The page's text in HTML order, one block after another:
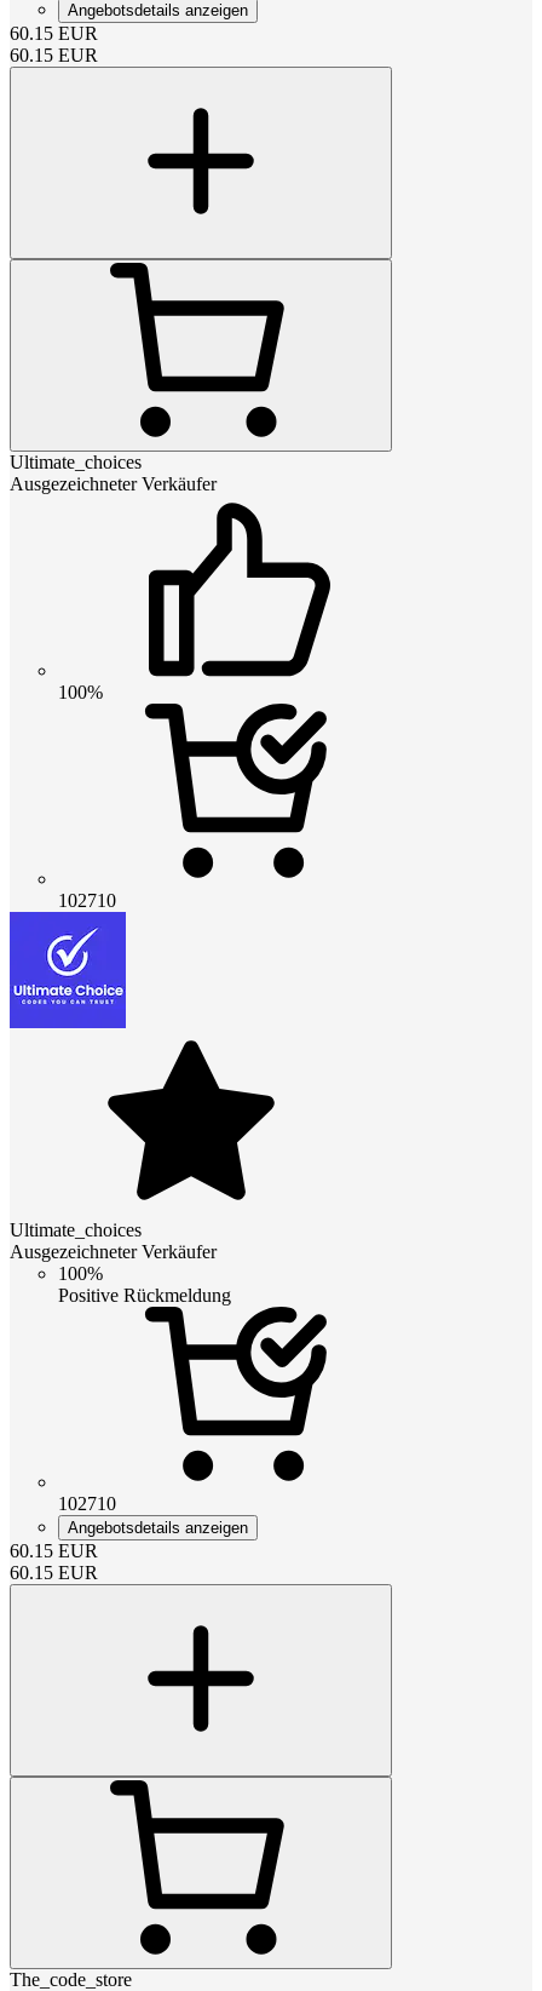
Angebotsdetails anzeigen
60.15 EUR
60.15 EUR
Ultimate_choices
Ausgezeichneter Verkäufer
100%
102710
Ultimate_choices
Ausgezeichneter Verkäufer
100%
Positive Rückmeldung
102710
Angebotsdetails anzeigen
60.15 EUR
60.15 EUR
The_code_store